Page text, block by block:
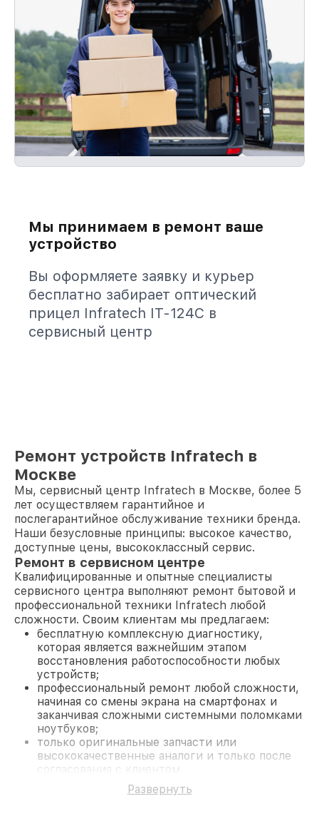
Мы принимаем в ремонт ваше
устройство
Вы оформляете заявку и курьер
бесплатно забирает оптический
прицел Infratech IT-124C в
сервисный центр
Ремонт устройств Infratech в
Москве
Мы, сервисный центр Infratech в Москве, более 5
лет осуществляем гарантийное и
послегарантийное обслуживание техники бренда.
Наши безусловные принципы: высокое качество,
доступные цены, высококлассный сервис.
Ремонт в сервисном центре
Квалифицированные и опытные специалисты
сервисного центра выполняют ремонт бытовой и
профессиональной техники Infratech любой
сложности. Своим клиентам мы предлагаем:
бесплатную комплексную диагностику,
которая является важнейшим этапом
восстановления работоспособности любых
устройств;
профессиональный ремонт любой сложности,
начиная со смены экрана на смартфонах и
заканчивая сложными системными поломками
ноутбуков;
только оригинальные запчасти или
высококачественные аналоги и только после
согласования с клиентом.
На все работы и замененные комплектующие
предоставляется длительная гарантия. В случае
Развернуть